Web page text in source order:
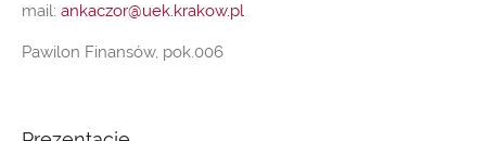
mail: ankaczor@uek.krakow.pl
Pawilon Finansów, pok.006